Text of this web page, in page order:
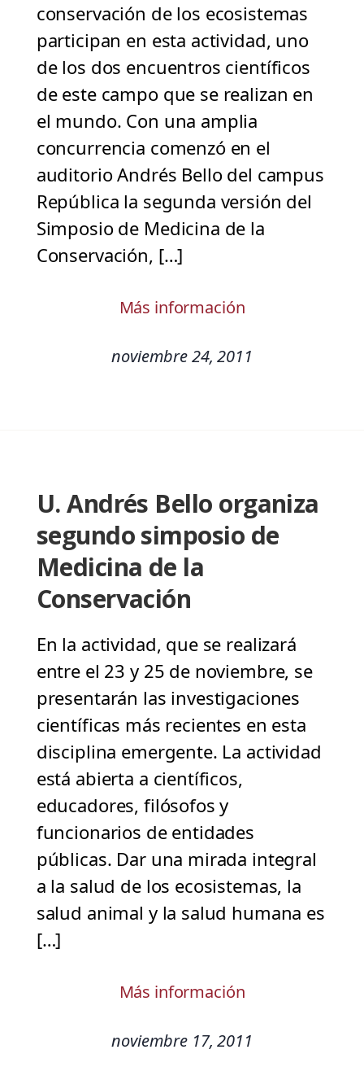
conservación de los ecosistemas
participan en esta actividad, uno
de los dos encuentros científicos
de este campo que se realizan en
el mundo. Con una amplia
concurrencia comenzó en el
auditorio Andrés Bello del campus
República la segunda versión del
Simposio de Medicina de la
Conservación, […]
Más información
noviembre 24, 2011
U. Andrés Bello organiza
segundo simposio de
Medicina de la
Conservación
En la actividad, que se realizará
entre el 23 y 25 de noviembre, se
presentarán las investigaciones
científicas más recientes en esta
disciplina emergente. La actividad
está abierta a científicos,
educadores, filósofos y
funcionarios de entidades
públicas. Dar una mirada integral
a la salud de los ecosistemas, la
salud animal y la salud humana es
[…]
Más información
noviembre 17, 2011